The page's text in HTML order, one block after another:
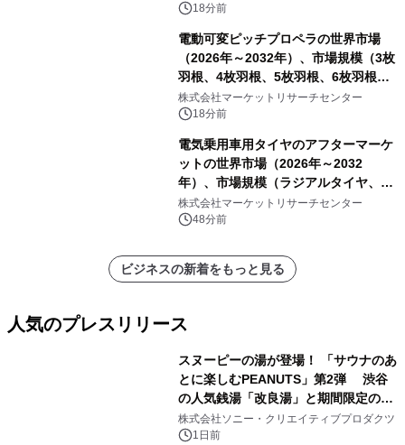
（24×19 cm以上））・分析レポート
18分前
電動可変ピッチプロペラの世界市場
（2026年～2032年）、市場規模（3枚
羽根、4枚羽根、5枚羽根、6枚羽根、
その他）・分析レポートを発表
株式会社マーケットリサーチセンター
18分前
電気乗用車用タイヤのアフターマーケ
ットの世界市場（2026年～2032
年）、市場規模（ラジアルタイヤ、サ
イドウォール補強タイヤ、その他）・
分析レポートを発表
株式会社マーケットリサーチセンター
48分前
ビジネスの新着をもっと見る
人気のプレスリリース
スヌーピーの湯が登場！ 「サウナのあ
とに楽しむPEANUTS」第2弾 渋谷
の人気銭湯「改良湯」と期間限定のコ
ラボレーション サウナイキタイコラ
ボグッズも発売決定！
株式会社ソニー・クリエイティブプロダクツ
1日前